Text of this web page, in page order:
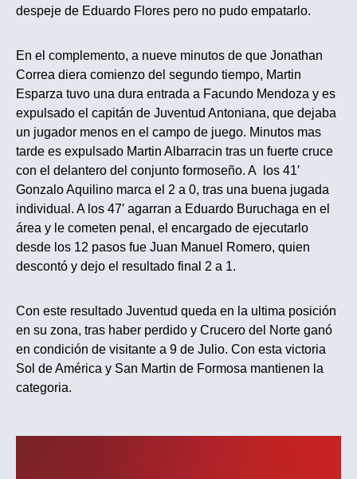
despeje de Eduardo Flores pero no pudo empatarlo.
En el complemento, a nueve minutos de que Jonathan
Correa diera comienzo del segundo tiempo, Martin
Esparza tuvo una dura entrada a Facundo Mendoza y es
expulsado el capitán de Juventud Antoniana, que dejaba
un jugador menos en el campo de juego. Minutos mas
tarde es expulsado Martin Albarracin tras un fuerte cruce
con el delantero del conjunto formoseño. A los 41′
Gonzalo Aquilino marca el 2 a 0, tras una buena jugada
individual. A los 47′ agarran a Eduardo Buruchaga en el
área y le cometen penal, el encargado de ejecutarlo
desde los 12 pasos fue Juan Manuel Romero, quien
descontó y dejo el resultado final 2 a 1.
Con este resultado Juventud queda en la ultima posición
en su zona, tras haber perdido y Crucero del Norte ganó
en condición de visitante a 9 de Julio. Con esta victoria
Sol de América y San Martin de Formosa mantienen la
categoria.